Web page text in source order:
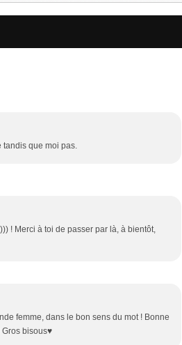
tandis que moi pas.
! Merci à toi de passer par là, à bientôt,
femme, dans le bon sens du mot ! Bonne
bisous♥